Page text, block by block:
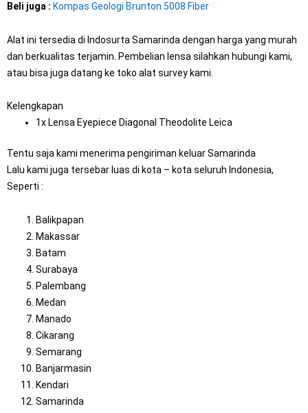
Beli juga : Kompas Geologi Brunton 5008 Fiber
Alat ini tersedia di Indosurta Samarinda dengan harga yang murah
dan berkualitas terjamin. Pembelian lensa silahkan hubungi kami,
atau bisa juga datang ke toko alat survey kami.
Kelengkapan
1x Lensa Eyepiece Diagonal Theodolite Leica
Tentu saja kami menerima pengiriman keluar Samarinda
Lalu kami juga tersebar luas di kota – kota seluruh Indonesia,
Seperti :
Balikpapan
Makassar
Batam
Surabaya
Palembang
Medan
Manado
Cikarang
Semarang
Banjarmasin
Kendari
Samarinda